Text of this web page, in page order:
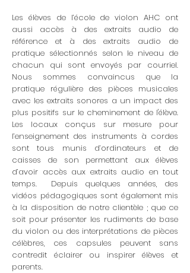
Les élèves de l’école de violon AHC ont
aussi accès à des extraits audio de
référence et à des extraits audio de
pratique sélectionnés selon le niveau de
chacun qui sont envoyés par courriel.
Nous sommes convaincus que la
pratique régulière des pièces musicales
avec les extraits sonores a un impact des
plus positifs sur le cheminement de l'élève.
Les locaux conçus sur mesure pour
l’enseignement des instruments à cordes
sont tous munis d’ordinateurs et de
caisses de son permettant aux élèves
d’avoir accès aux extraits audio en tout
temps. Depuis quelques années, des
vidéos pédagogiques sont également mis
à la disposition de notre clientèle ; que ce
soit pour présenter les rudiments de base
du violon ou des interprétations de pièces
célèbres, ces capsules peuvent sans
contredit éclairer ou inspirer élèves et
parents.